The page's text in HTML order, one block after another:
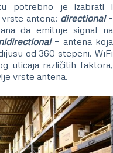
potrebno je izabrati i
antena: directional –
da emituje signal na
– antena koja
od 360 stepeni. WiFi
uticaja različitih faktora,
vrste antena.